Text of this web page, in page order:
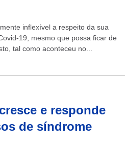
inflexível a respeito da sua
19, mesmo que possa ficar de
tal como aconteceu no...
e responde
de síndrome